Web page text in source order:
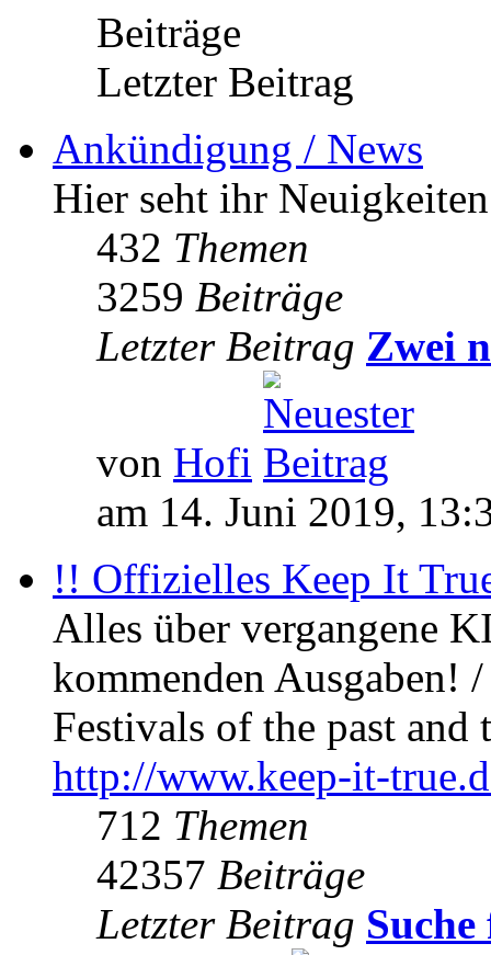
Beiträge
Letzter Beitrag
Ankündigung / News
Hier seht ihr
432 Themen
3259 Beiträge
Letzter Beitrag Zwei
von Hofi
am 14. Juni 2019,
!! Offizielles Keep It
Alles über vergangene
kommenden Ausgaben!
Festivals of the past
http://www.keep-it-
712 Themen
42357 Beiträge
Letzter Beitrag